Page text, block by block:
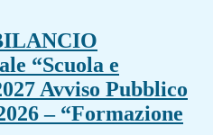
“Scuola e
Avviso Pubblico
– “Formazione